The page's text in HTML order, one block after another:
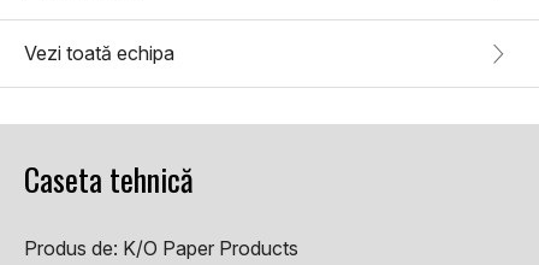
Vezi toată echipa
Caseta tehnică
Produs de: K/O Paper Products